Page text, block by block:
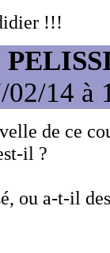
!!!
14 à
de ce
il ?
ou a-t-il